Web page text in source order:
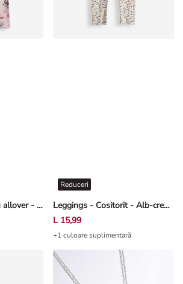
Leggings - Imprimeu allover - Roz deschis Leggings - Cositorit - Alb-crem deschis
Reduceri
L 15,99
+1 culoare suplimentară